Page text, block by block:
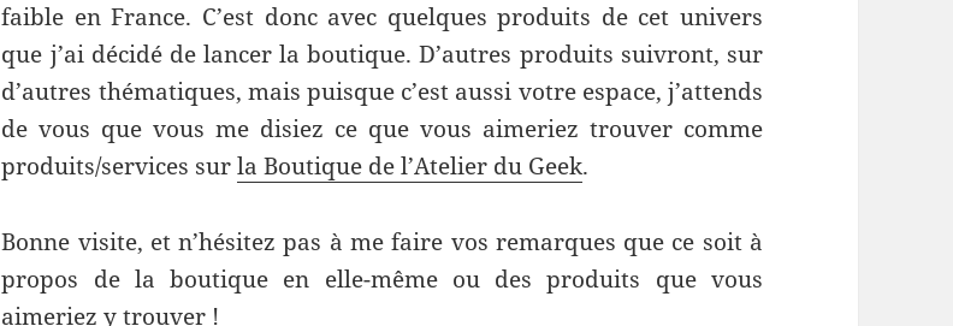
faible en France. C’est donc avec quelques produits de cet univers
que j’ai décidé de lancer la boutique. D’autres produits suivront, sur
d’autres thématiques, mais puisque c’est aussi votre espace, j’attends
de vous que vous me disiez ce que vous aimeriez trouver comme
produits/services surla Boutique de l’Atelier du Geek.
Bonne visite, et n’hésitez pas à me faire vos remarques que ce soit à
propos de la boutique en elle-même ou des produits que vous
aimeriez y trouver !